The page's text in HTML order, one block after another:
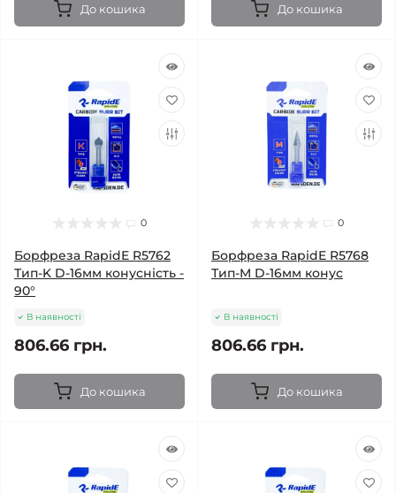
До кошика До кошика
0
Борфреза RapidE R5762
Тип-K D-16мм конусність -
90°
В наявності
806.66 грн.
До кошика
0
Борфреза RapidE R5768
Тип-M D-16мм конус
В наявності
806.66 грн.
До кошика